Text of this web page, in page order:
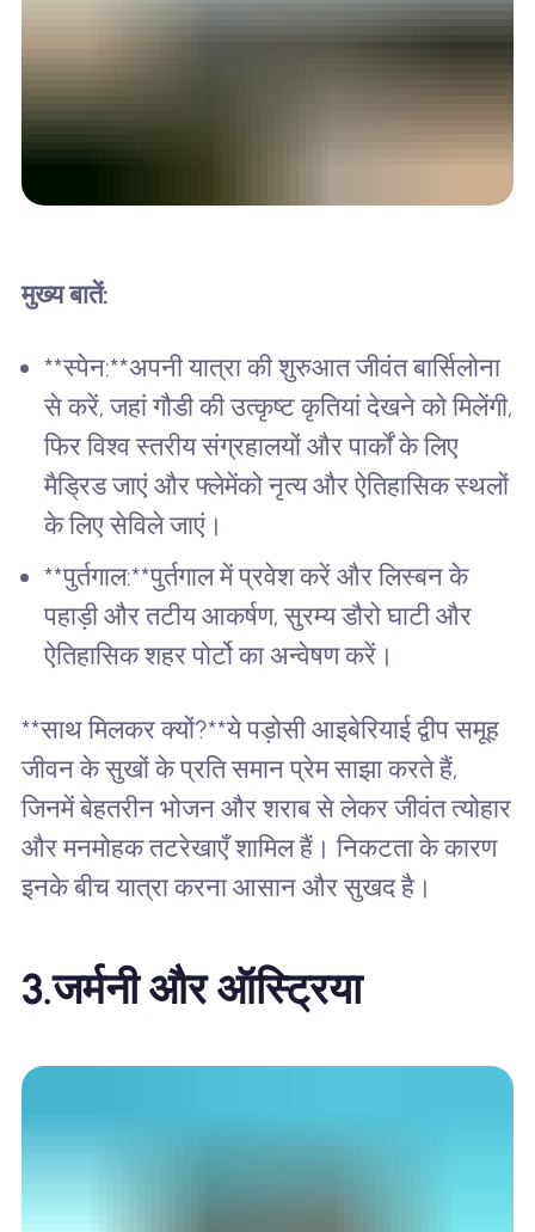
मुख्य बातें:
**स्पेन:**अपनी यात्रा की शुरुआत जीवंत बार्सिलोना
से करें, जहां गौडी की उत्कृष्ट कृतियां देखने को मिलेंगी,
फिर विश्व स्तरीय संग्रहालयों और पार्कों के लिए
मैड्रिड जाएं और फ्लेमेंको नृत्य और ऐतिहासिक स्थलों
के लिए सेविले जाएं।
**पुर्तगाल:**पुर्तगाल में प्रवेश करें और लिस्बन के
पहाड़ी और तटीय आकर्षण, सुरम्य डौरो घाटी और
ऐतिहासिक शहर पोर्टो का अन्वेषण करें।
**साथ मिलकर क्यों?**ये पड़ोसी आइबेरियाई द्वीप समूह
जीवन के सुखों के प्रति समान प्रेम साझा करते हैं,
जिनमें बेहतरीन भोजन और शराब से लेकर जीवंत त्योहार
और मनमोहक तटरेखाएँ शामिल हैं। निकटता के कारण
इनके बीच यात्रा करना आसान और सुखद है।
3.जर्मनी और ऑस्ट्रिया